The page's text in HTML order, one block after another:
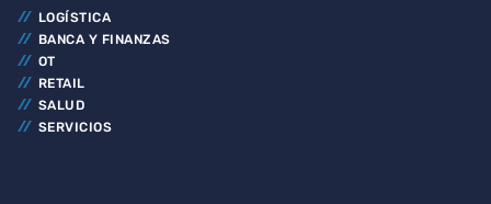
LOGÍSTICA
BANCA Y FINANZAS
OT
RETAIL
SALUD
SERVICIOS